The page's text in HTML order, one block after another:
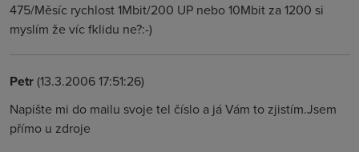
475/Měsíc rychlost 1Mbit/200 UP nebo 10Mbit za 1200 si
myslím že víc fklidu ne?:-)
Petr(13.3.2006 17:51:26)
Napište mi do mailu svoje tel číslo a já Vám to zjistím.Jsem
přímo u zdroje